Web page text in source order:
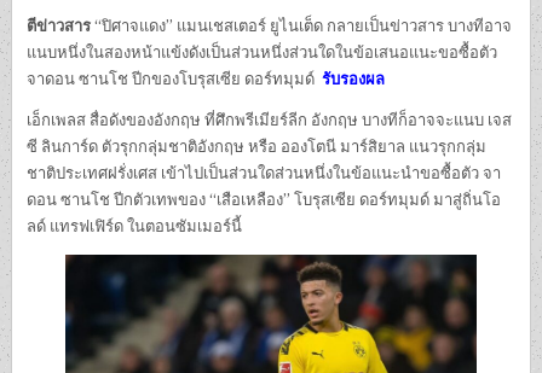
ตีข่าวสาร “ปิศาจแดง” แมนเชสเตอร์ ยูไนเต็ด กลายเป็นข่าวสาร บางทีอาจ
แนบหนึ่งในสองหน้าแข้งดังเป็นส่วนหนึ่งส่วนใดในข้อเสนอแนะขอซื้อตัว
จาดอน ซานโช ปีกของโบรุสเซีย ดอร์ทมุมด์รับรองผล
เอ็กเพลส สื่อดังของอังกฤษ ที่ศึกพรีเมียร์ลีก อังกฤษ บางทีก็อาจจะแนบ เจส
ซี ลินการ์ด ตัวรุกกลุ่มชาติอังกฤษ หรือ อองโตนี มาร์สิยาล แนวรุกกลุ่ม
ชาติประเทศฝรั่งเศส เข้าไปเป็นส่วนใดส่วนหนึ่งในข้อแนะนำขอซื้อตัว จา
ดอน ซานโช ปีกตัวเทพของ “เสือเหลือง” โบรุสเซีย ดอร์ทมุมด์ มาสู่ถิ่นโอ
ลด์ แทรฟเฟิร์ด ในตอนซัมเมอร์นี้